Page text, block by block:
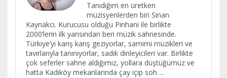
Tanıdığım en üretken
müzisyenlerden biri Sinan
Kaynakcı. Kurucusu olduğu Pinhani ile birlikte
2000’lerin ilk yarısından beri müzik sahnesinde.
Türkiye’yi karış karış geziyorlar, samimi müzikleri ve
tavırlarıyla tanınıyorlar, sadık dinleyicileri var. Birlikte
çok seferler sahne aldığımız, yollara düştüğümüz ve
hatta Kadıköy mekanlarında çay içip soh ...